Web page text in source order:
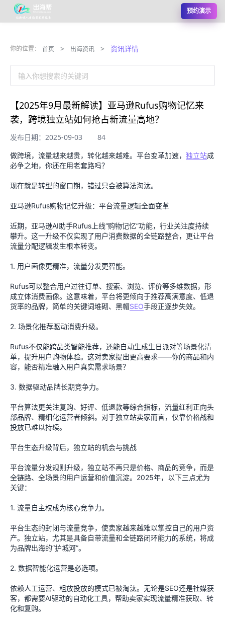
预约演示
你的位置： 首页 > 出海资讯 > 资讯详情
输入你想搜索的关键词
【2025年9月最新解读】亚马逊Rufus购物记忆来
袭，跨境独立站如何抢占新流量高地？
发布日期：2025-09-03 84
做跨境，流量越来越贵，转化越来越难。平台变革加速， 独立站成
必争之地，你还在用老套路吗？
现在就是转型的窗口期，错过只会被算法淘汰。
亚马逊Rufus购物记忆升级：平台流量逻辑全面变革
近期，亚马逊AI助手Rufus上线“购物记忆”功能，行业关注度持续
攀升。这一升级不仅实现了用户消费数据的全链路整合，更让平台
流量分配逻辑发生根本转变。
1. 用户画像更精准，流量分发更智能。
Rufus可以整合用户过往订单、搜索、浏览、评价等多维数据，形
成立体消费画像。这意味着，平台将更倾向于推荐高满意度、低退
货率的品牌，简单的关键词堆砌、黑帽SEO手段正逐步失效。
2. 场景化推荐驱动消费升级。
Rufus不仅能跨品类智能推荐，还能自动生成生日派对等场景化清
单，提升用户购物体验。这对卖家提出更高要求——你的商品和内
容，能否精准融入用户真实需求场景？
3. 数据驱动品牌长期竞争力。
平台算法更关注复购、好评、低退款等综合指标，流量红利正向头
部品牌、精细化运营者倾斜。对于独立站卖家而言，仅靠价格战和
投放已难以持续。
平台生态升级背后，独立站的机会与挑战
平台流量分发规则升级，独立站不再只是价格、商品的竞争，而是
全链路、全场景的用户运营和价值沉淀。2025年，以下三点尤为
关键：
1. 流量自主权成为核心竞争力。
平台生态的封闭与流量竞争，使卖家越来越难以掌控自己的用户资
产。独立站，尤其是具备自带流量和全链路闭环能力的系统，将成
为品牌出海的“护城河”。
2. 数据智能化运营是必选项。
依赖人工运营、粗放投放的模式已被淘汰。无论是SEO还是社媒获
客，都需要AI驱动的自动化工具，帮助卖家实现流量精准获取、转
化和复购。